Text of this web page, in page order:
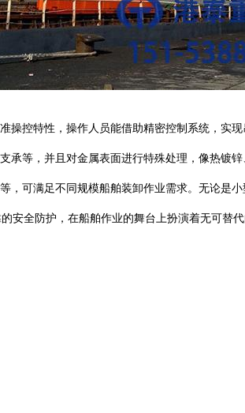
控特性，操作人员能借助精密控制系统，实
等，并且对金属表面进行特殊处理，像热镀
可满足不同规模船舶装卸作业需求。无论是
安全防护，在船舶作业的舞台上扮演着无可替